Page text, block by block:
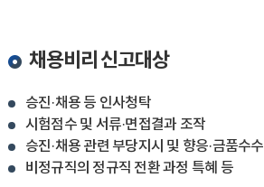
채용비리 신고대상
승진·채용 등 인사청탁
시험점수 및 서류·면접결과 조작
승진·채용 관련 부당지시 및 향응·금품수수
비정규직의 정규직 전환 과정 특혜 등